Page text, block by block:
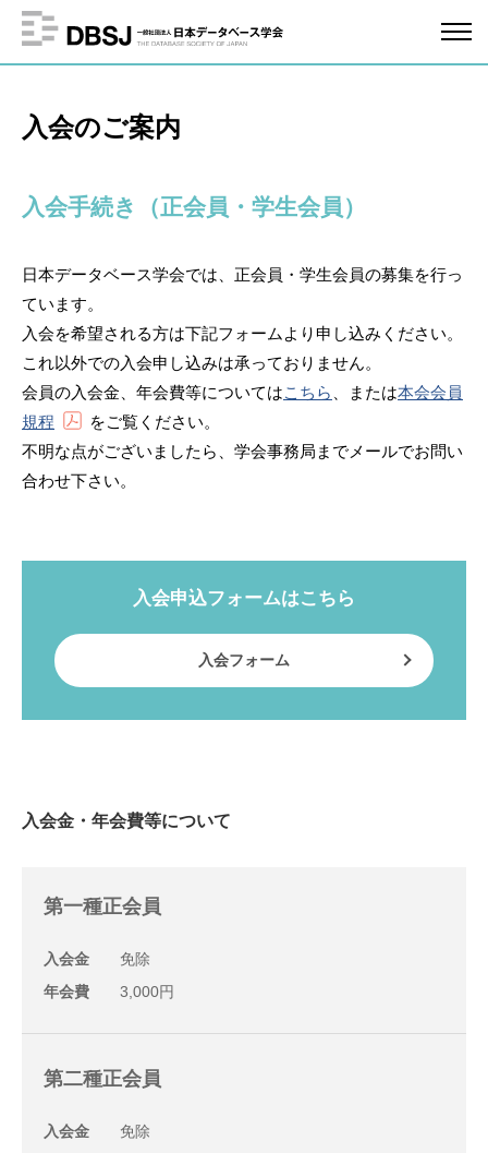
入会のご案内
入会手続き（正会員・学生会員）
日本データベース学会では、正会員・学生会員の募集を行っ
ています。
入会を希望される方は下記フォームより申し込みください。
これ以外での入会申し込みは承っておりません。
会員の入会金、年会費等についてはこちら 、または本会会員
規程
をご覧ください。
不明な点がございましたら、学会事務局までメールでお問い
合わせ下さい。
入会申込フォームはこちら
入会フォーム
入会金・年会費等について
第一種正会員
入会金
免除
年会費
3,000円
第二種正会員
入会金
免除